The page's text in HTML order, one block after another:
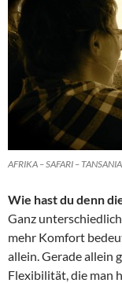
AFRIKA – SAFARI –
Wie hast du denn
Ganz
mehr Komfort
allein. Gerade allein
Flexibilität, die man